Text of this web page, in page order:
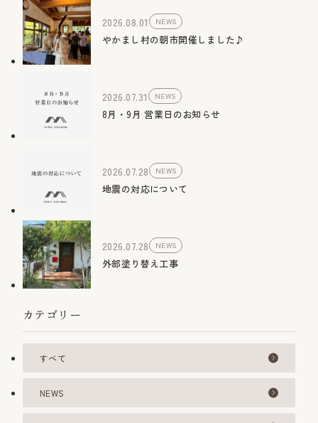
2026.08.01 NEWS
やかまし村の朝市開催しました♪
2026.07.31 NEWS
8月・9月 営業日のお知らせ
2026.07.28 NEWS
地震の対応について
2026.07.28 NEWS
外部塗り替え工事
カテゴリー
すべて
NEWS